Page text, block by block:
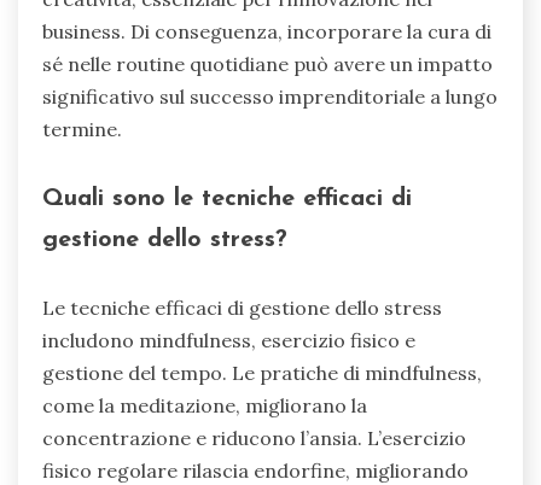
business. Di conseguenza, incorporare la cura di
sé nelle routine quotidiane può avere un impatto
significativo sul successo imprenditoriale a lungo
termine.
Quali sono le tecniche efficaci di
gestione dello stress?
Le tecniche efficaci di gestione dello stress
includono mindfulness, esercizio fisico e
gestione del tempo. Le pratiche di mindfulness,
come la meditazione, migliorano la
concentrazione e riducono l’ansia. L’esercizio
fisico regolare rilascia endorfine, migliorando